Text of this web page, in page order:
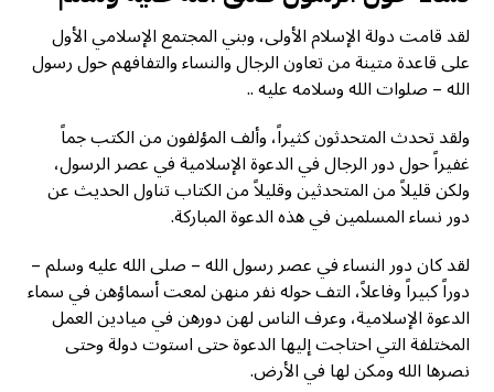
لقد قامت دولة الإسلام الأولى، وبني المجتمع الإسلامي الأول
على قاعدة متينة من تعاون الرجال والنساء والتفافهم حول رسول
الله – صلوات الله وسلامه عليه ..
ولقد تحدث المتحدثون كثيراً، وألف المؤلفون من الكتب جماً
غفيراً حول دور الرجال في الدعوة الإسلامية في عصر الرسول،
ولكن قليلاً من المتحدثين وقليلاً من الكتاب تناول الحديث عن
دور نساء المسلمين في هذه الدعوة المباركة.
لقد كان دور النساء في عصر رسول الله – صلى الله عليه وسلم –
دوراً كبيراً وفاعلاً، التف حوله نفر منهن لمعت أسماؤهن في سماء
الدعوة الإسلامية، وعرف الناس لهن دورهن في ميادين العمل
المختلفة التي احتاجت إليها الدعوة حتى استوت دولة وحتى
نصرها الله ومكن لها في الأرض.